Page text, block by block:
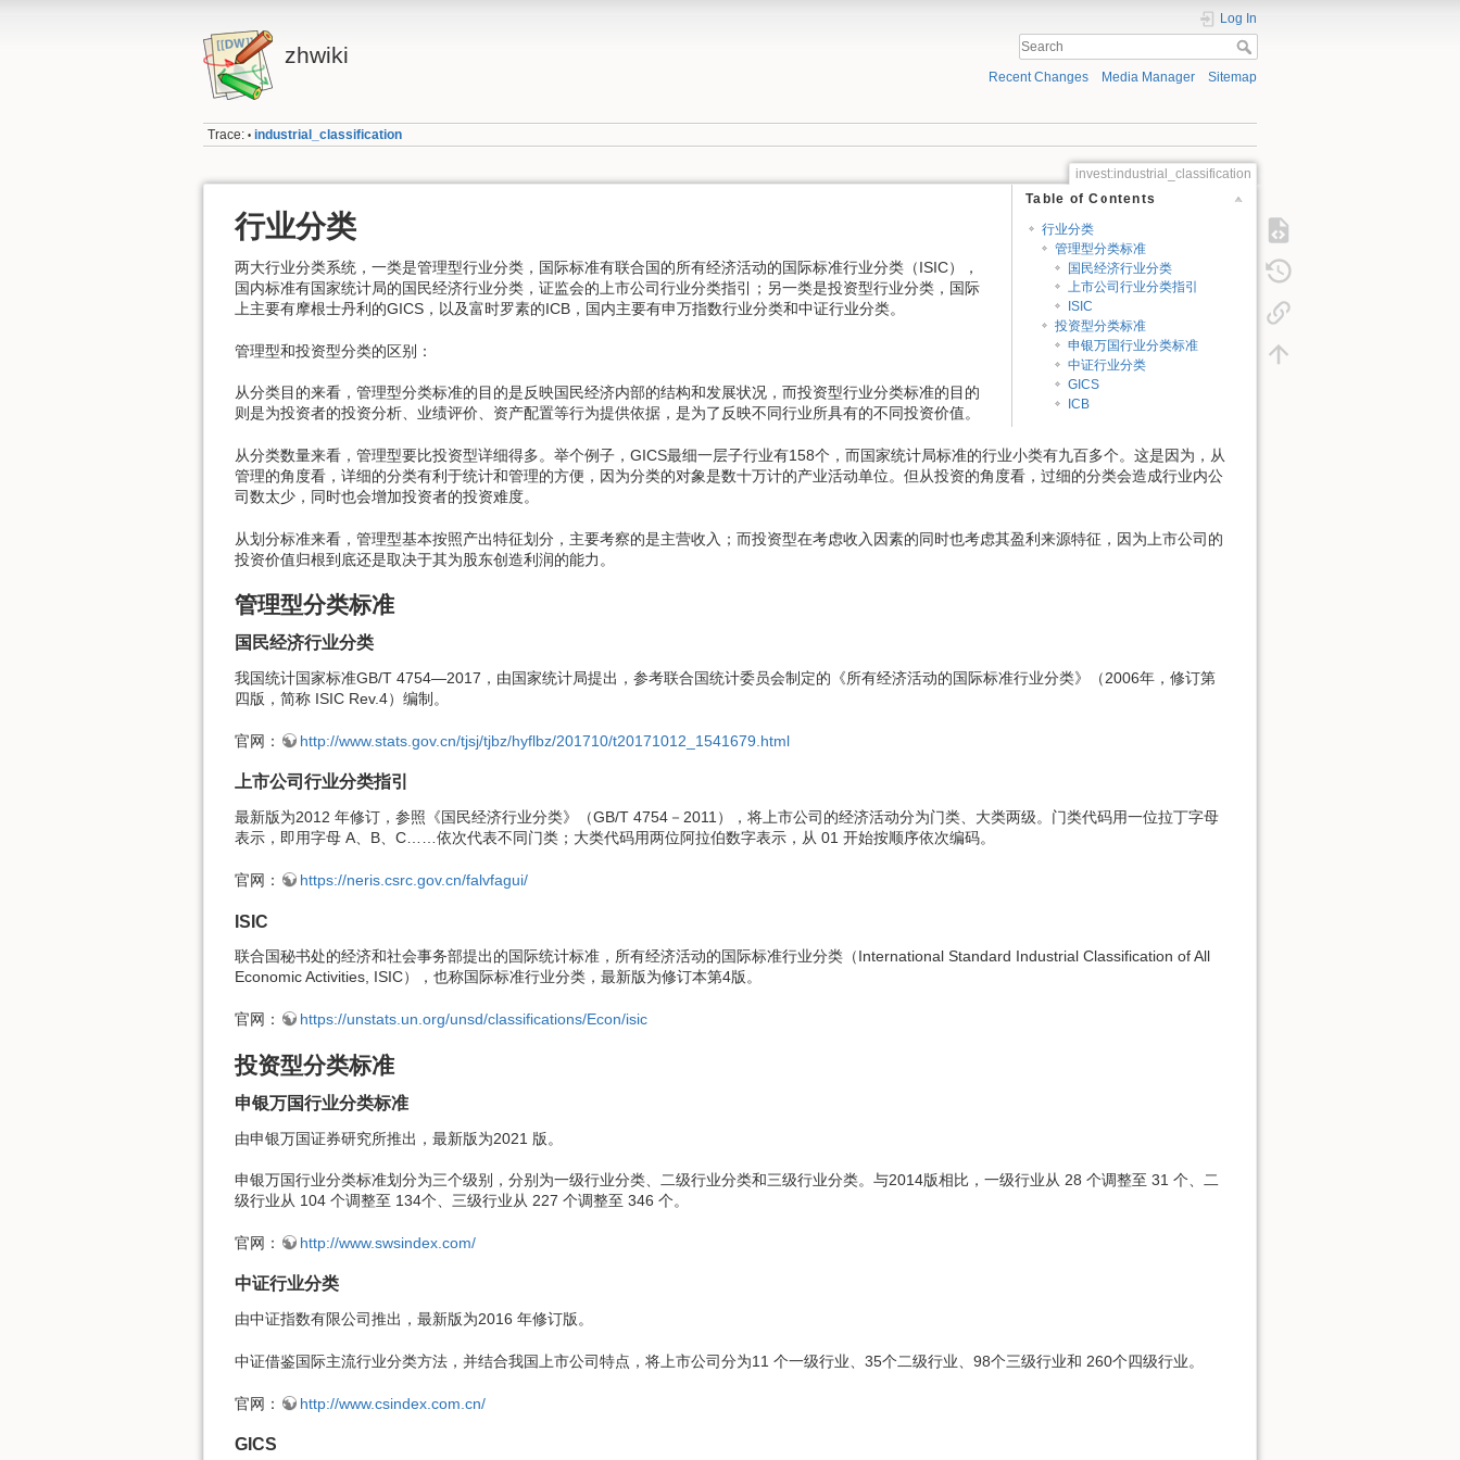
zhwiki
Log In
Recent Changes Media Manager Sitemap
Trace: • industrial_classification
invest:industrial_classification
Table of Contents
行业分类
管理型分类标准
国民经济行业分类
上市公司行业分类指引
ISIC
投资型分类标准
申银万国行业分类标准
中证行业分类
GICS
ICB
行业分类
两大行业分类系统，一类是管理型行业分类，国际标准有联合国的所有经济活动的国际标准行业分类（ISIC），
国内标准有国家统计局的国民经济行业分类，证监会的上市公司行业分类指引；另一类是投资型行业分类，国际
上主要有摩根士丹利的GICS，以及富时罗素的ICB，国内主要有申万指数行业分类和中证行业分类。
管理型和投资型分类的区别：
从分类目的来看，管理型分类标准的目的是反映国民经济内部的结构和发展状况，而投资型行业分类标准的目的
则是为投资者的投资分析、业绩评价、资产配置等行为提供依据，是为了反映不同行业所具有的不同投资价值。
从分类数量来看，管理型要比投资型详细得多。举个例子，GICS最细一层子行业有158个，而国家统计局标准的行业小类有九百多个。这是因为，从
管理的角度看，详细的分类有利于统计和管理的方便，因为分类的对象是数十万计的产业活动单位。但从投资的角度看，过细的分类会造成行业内公
司数太少，同时也会增加投资者的投资难度。
从划分标准来看，管理型基本按照产出特征划分，主要考察的是主营收入；而投资型在考虑收入因素的同时也考虑其盈利来源特征，因为上市公司的
投资价值归根到底还是取决于其为股东创造利润的能力。
管理型分类标准
国民经济行业分类
我国统计国家标准GB/T 4754—2017，由国家统计局提出，参考联合国统计委员会制定的《所有经济活动的国际标准行业分类》（2006年，修订第
四版，简称 ISIC Rev.4）编制。
官网： http://www.stats.gov.cn/tjsj/tjbz/hyflbz/201710/t20171012_1541679.html
上市公司行业分类指引
最新版为2012 年修订，参照《国民经济行业分类》（GB/T 4754－2011），将上市公司的经济活动分为门类、大类两级。门类代码用一位拉丁字母
表示，即用字母 A、B、C……依次代表不同门类；大类代码用两位阿拉伯数字表示，从 01 开始按顺序依次编码。
官网： https://neris.csrc.gov.cn/falvfagui/
ISIC
联合国秘书处的经济和社会事务部提出的国际统计标准，所有经济活动的国际标准行业分类（International Standard Industrial Classification of All
Economic Activities, ISIC），也称国际标准行业分类，最新版为修订本第4版。
官网： https://unstats.un.org/unsd/classifications/Econ/isic
投资型分类标准
申银万国行业分类标准
由申银万国证券研究所推出，最新版为2021 版。
申银万国行业分类标准划分为三个级别，分别为一级行业分类、二级行业分类和三级行业分类。与2014版相比，一级行业从 28 个调整至 31 个、二
级行业从 104 个调整至 134个、三级行业从 227 个调整至 346 个。
官网： http://www.swsindex.com/
中证行业分类
由中证指数有限公司推出，最新版为2016 年修订版。
中证借鉴国际主流行业分类方法，并结合我国上市公司特点，将上市公司分为11 个一级行业、35个二级行业、98个三级行业和 260个四级行业。
官网： http://www.csindex.com.cn/
GICS